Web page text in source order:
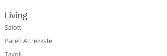
Living
Salotti
Pareti Attrezzate